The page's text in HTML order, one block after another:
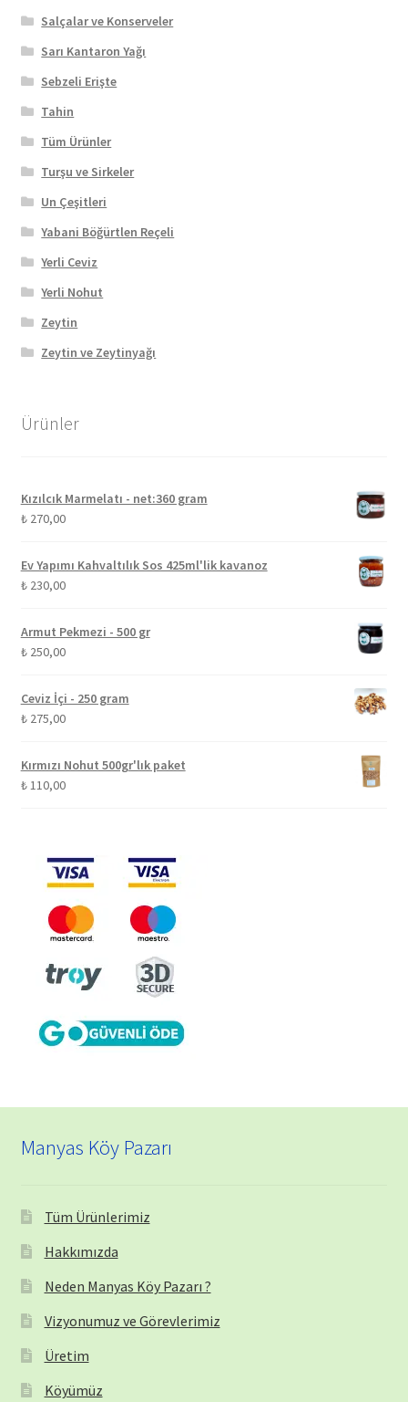
Salçalar ve Konserveler
Sarı Kantaron Yağı
Sebzeli Erişte
Tahin
Tüm Ürünler
Turşu ve Sirkeler
Un Çeşitleri
Yabani Böğürtlen Reçeli
Yerli Ceviz
Yerli Nohut
Zeytin
Zeytin ve Zeytinyağı
Ürünler
Kızılcık Marmelatı - net:360 gram
₺270,00
Ev Yapımı Kahvaltılık Sos 425ml'lik kavanoz
₺230,00
Armut Pekmezi - 500 gr
₺250,00
Ceviz İçi - 250 gram
₺275,00
Kırmızı Nohut 500gr'lık paket
₺110,00
Manyas Köy Pazarı
Tüm Ürünlerimiz
Hakkımızda
Neden Manyas Köy Pazarı ?
Vizyonumuz ve Görevlerimiz
Üretim
Köyümüz